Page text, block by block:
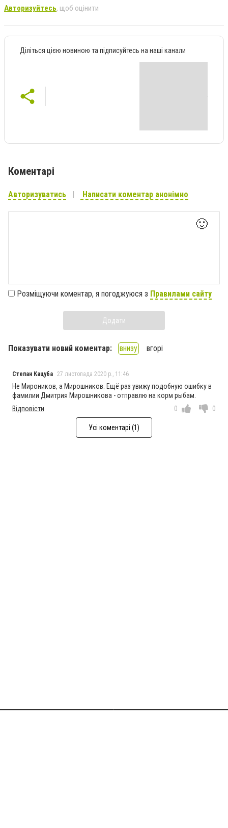
Авторизуйтесь, щоб оцінити
Діліться цією новиною та підписуйтесь на наші канали
Коментарі
Авторизуватись Написати коментар анонімно
🙂
Розміщуючи коментар, я погоджуюся з Правилами сайту
Додати
Показувати новий коментар: внизу вгорі
Степан Кацуба 27 листопада 2020 р., 11:46
Не Мироников, а Мирошников. Ещё раз увижу подобную ошибку в
фамилии Дмитрия Мирошникова - отправлю на корм рыбам.
Відповісти
0 0
Усі коментарі (1)